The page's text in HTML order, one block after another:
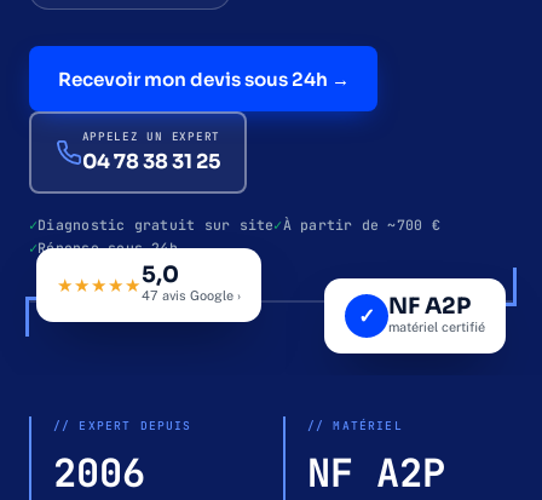
Qui sommes-nous
Études de cas
Blog
Devis gratuit →
Recevoir mon devis sous 24h →
APPELEZ UN EXPERT
04 78 38 31 25
Diagnostic gratuit sur site À partir de ~700 €
Réponse sous 24h
ENTRÉE · PLATINE DE RUE APPEL
69 · LYON & AURA
✓ NF A2P
matériel certifié
★★★★★5,0
47 avis Google ›
// EXPERT DEPUIS
2006
// MATÉRIEL
NF A2P